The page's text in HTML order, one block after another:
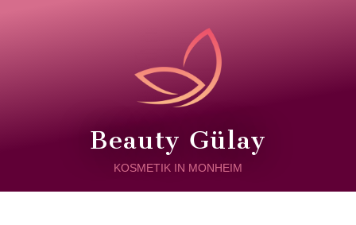
Beauty Gülay
KOSMETIK IN MONHEIM